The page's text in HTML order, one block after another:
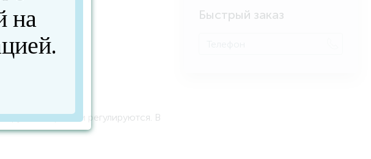
бретели регулируются. В
Быстрый заказ
на